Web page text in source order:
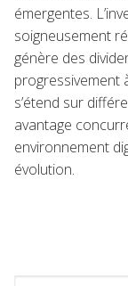
émergentes.
soigneusement
génère des
progressivement
s’étend sur
avantage
environnement
évolution.